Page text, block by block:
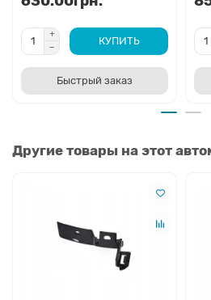
КУПИТЬ
Быстрый заказ
Другие товары на этот